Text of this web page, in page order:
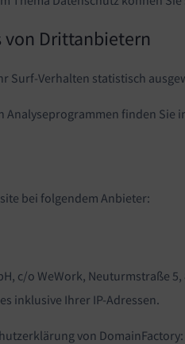
von Dritt­anbietern
Surf-Verhalten statistisch
finden Sie
bei folgendem Anbieter:
c/o WeWork, Neuturmstraße
inklusive Ihrer IP-Adressen.
von DomainFactory: